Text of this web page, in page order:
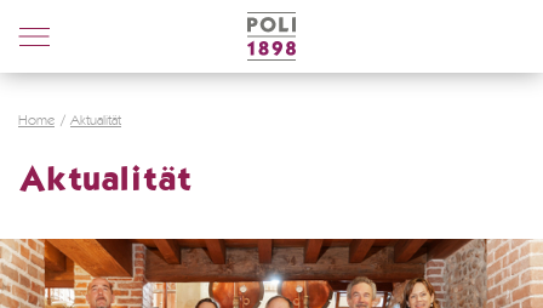
Poli
Distillerie
Home Aktualität
Aktualität